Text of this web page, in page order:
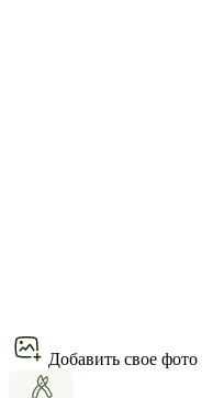
Добавить свое фото